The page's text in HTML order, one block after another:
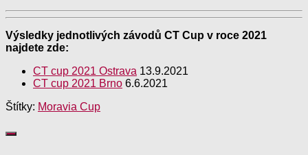
Výsledky jednotlivých závodů CT Cup v roce 2021
najdete zde:
CT cup 2021 Ostrava 13.9.2021
CT cup 2021 Brno 6.6.2021
Štítky: Moravia Cup